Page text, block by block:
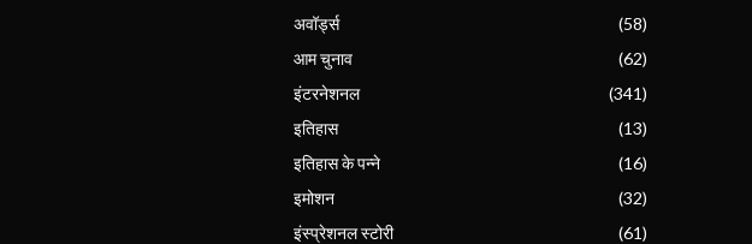
अवॉर्ड्स
(58)
आम चुनाव
(62)
इंटरनेशनल
(341)
इतिहास
(13)
इतिहास के पन्ने
(16)
इमोशन
(32)
इंस्प्रेशनल स्टोरी
(61)